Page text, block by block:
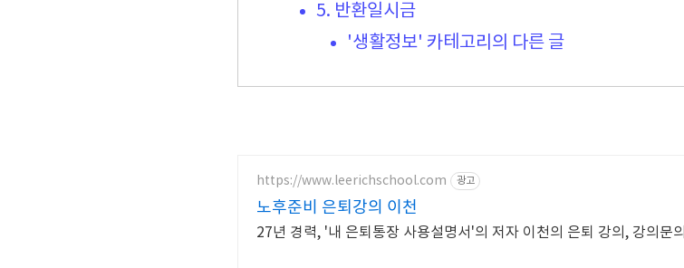
5. 반환일시금
'생활정보' 카테고리의 다른 글
https://www.leerichschool.com 광고
노후준비 은퇴강의 이천
27년 경력, '내 은퇴통장 사용설명서'의 저자 이천의 은퇴 강의, 강의문의